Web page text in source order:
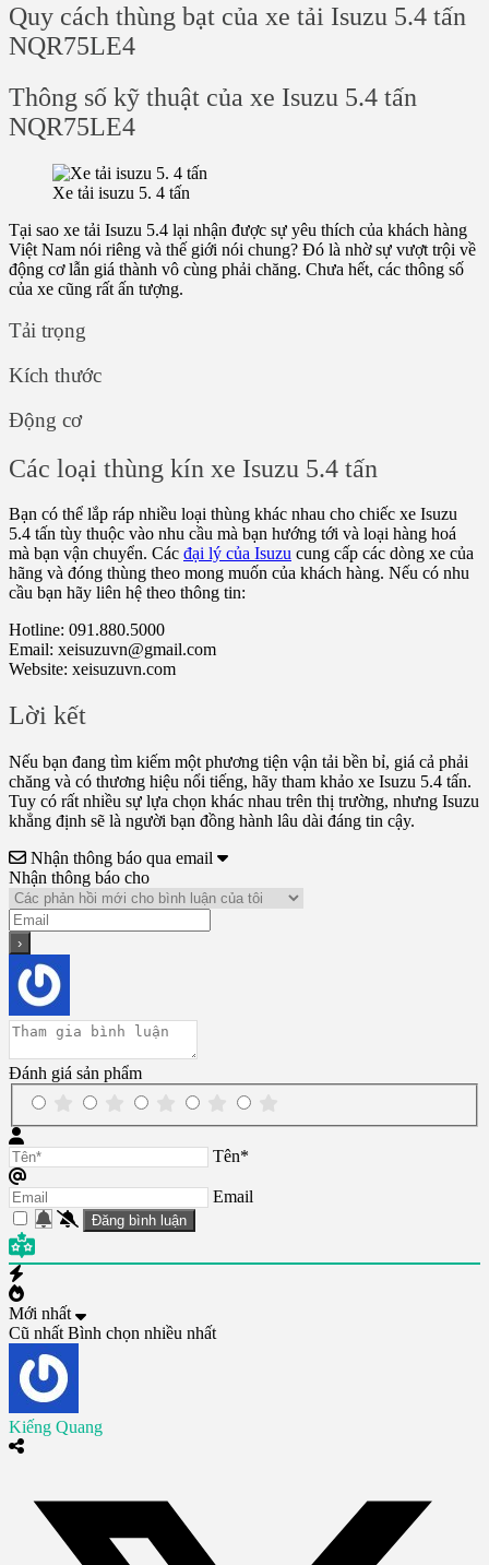
Quy cách thùng bạt của xe tải Isuzu 5.4 tấn
NQR75LE4
Thông số kỹ thuật của xe Isuzu 5.4 tấn
NQR75LE4
Xe tải isuzu 5. 4 tấn
Tại sao xe tải Isuzu 5.4 lại nhận được sự yêu thích của khách hàng
Việt Nam nói riêng và thế giới nói chung? Đó là nhờ sự vượt trội về
động cơ lẫn giá thành vô cùng phải chăng. Chưa hết, các thông số
của xe cũng rất ấn tượng.
Tải trọng
Kích thước
Động cơ
Các loại thùng kín xe Isuzu 5.4 tấn
Bạn có thể lắp ráp nhiều loại thùng khác nhau cho chiếc xe Isuzu
5.4 tấn tùy thuộc vào nhu cầu mà bạn hướng tới và loại hàng hoá
mà bạn vận chuyển. Các đại lý của Isuzu cung cấp các dòng xe của
hãng và đóng thùng theo mong muốn của khách hàng. Nếu có nhu
cầu bạn hãy liên hệ theo thông tin:
Hotline: 091.880.5000
Email: xeisuzuvn@gmail.com
Website: xeisuzuvn.com
Lời kết
Nếu bạn đang tìm kiếm một phương tiện vận tải bền bỉ, giá cả phải
chăng và có thương hiệu nổi tiếng, hãy tham khảo xe Isuzu 5.4 tấn.
Tuy có rất nhiều sự lựa chọn khác nhau trên thị trường, nhưng Isuzu
khẳng định sẽ là người bạn đồng hành lâu dài đáng tin cậy.
Nhận thông báo qua email
Nhận thông báo cho
Đánh giá sản phẩm
Tên*
Email
Mới nhất
Cũ nhất Bình chọn nhiều nhất
Kiếng Quang